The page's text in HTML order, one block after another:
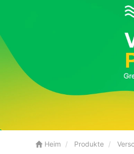
Heim Produkte